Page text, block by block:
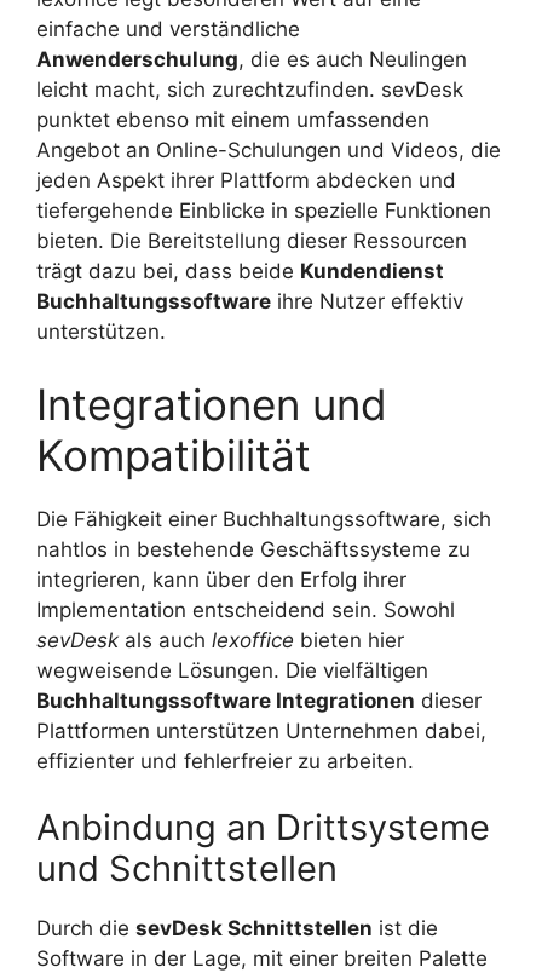
einfache und verständliche
Anwenderschulung, die es auch Neulingen
leicht macht, sich zurechtzufinden. sevDesk
punktet ebenso mit einem umfassenden
Angebot an Online-Schulungen und Videos, die
jeden Aspekt ihrer Plattform abdecken und
tiefergehende Einblicke in spezielle Funktionen
bieten. Die Bereitstellung dieser Ressourcen
trägt dazu bei, dass beide Kundendienst
Buchhaltungssoftware ihre Nutzer effektiv
unterstützen.
Integrationen und
Kompatibilität
Die Fähigkeit einer Buchhaltungssoftware, sich
nahtlos in bestehende Geschäftssysteme zu
integrieren, kann über den Erfolg ihrer
Implementation entscheidend sein. Sowohl
sevDesk als auch lexoffice bieten hier
wegweisende Lösungen. Die vielfältigen
Buchhaltungssoftware Integrationen dieser
Plattformen unterstützen Unternehmen dabei,
effizienter und fehlerfreier zu arbeiten.
Anbindung an Drittsysteme
und Schnittstellen
Durch die sevDesk Schnittstellen ist die
Software in der Lage, mit einer breiten Palette